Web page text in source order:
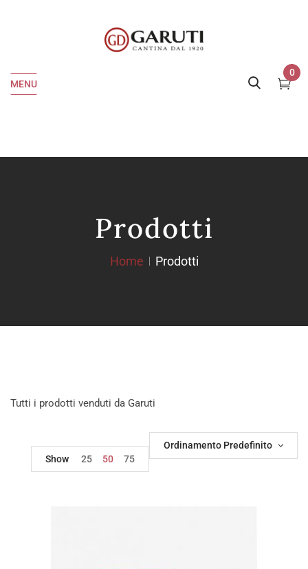
MENU
0
Prodotti
Home Prodotti
Tutti i prodotti venduti da Garuti
Ordinamento Predefinito
Show
25 50 75